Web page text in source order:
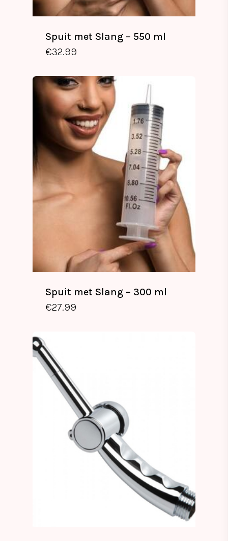
Spuit met Slang – 550 ml
€32.99
€32.99
Spuit met Slang – 300 ml
€27.99
€27.99